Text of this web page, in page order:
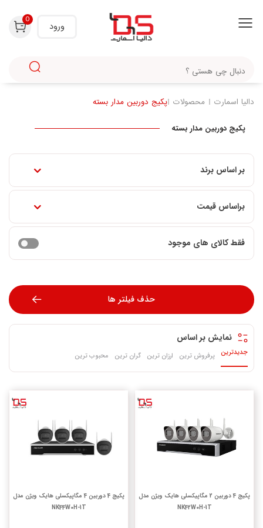
ورود
0
دالیا اسمارت محصولات پکیج دوربین مدار بسته
پکیج دوربین مدار بسته
بر اساس برند
براساس قیمت
فقط کالای های موجود
حذف فیلتر ها
نمایش بر اساس
جدیدترین پرفروش ترین ارزان ترین گران ترین محبوب ترین
پکیج 4 دوربین 2 مگاپیکسلی هایک ویژن مدل
NK42W0H-1T
پکیج 4 دوربین 4 مگاپیکسلی هایک ویژن مدل
NK44W0H-1T